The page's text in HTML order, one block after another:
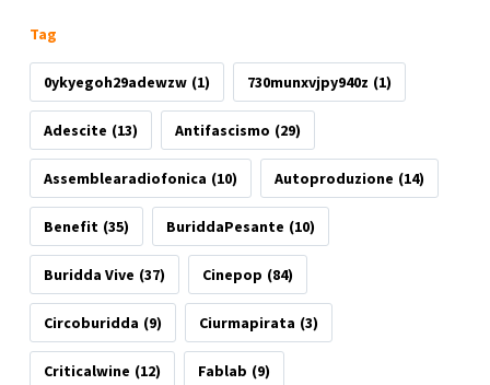
Tag
0ykyegoh29adewzw (1) 730munxvjpy940z (1)
Adescite (13) Antifascismo (29)
Assemblearadiofonica (10) Autoproduzione (14)
Benefit (35) BuriddaPesante (10)
Buridda Vive (37) Cinepop (84)
Circoburidda (9) Ciurmapirata (3)
Criticalwine (12) Fablab (9)